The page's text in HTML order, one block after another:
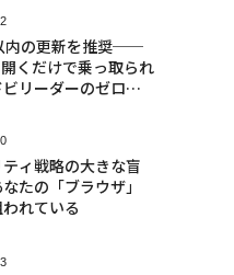
内の更新を推奨──
開くだけで乗っ取られ
リーダーのゼロデ
ィ戦略の大きな盲
たの「ブラウザ」
れている